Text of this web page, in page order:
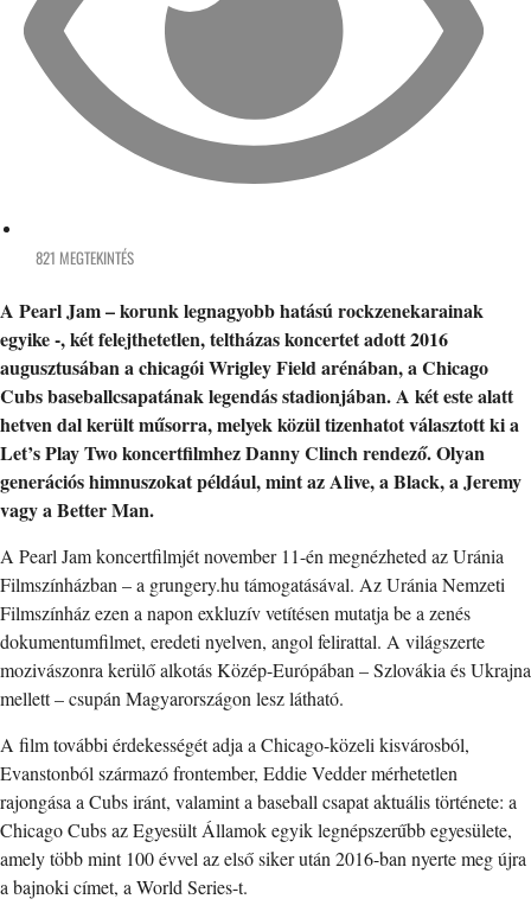
821 MEGTEKINTÉS
A Pearl Jam – korunk legnagyobb hatású rockzenekarainak
egyike -, két felejthetetlen, teltházas koncertet adott 2016
augusztusában a chicagói Wrigley Field arénában, a Chicago
Cubs baseballcsapatának legendás stadionjában. A két este alatt
hetven dal került műsorra, melyek közül tizenhatot választott ki a
Let’s Play Two koncertfilmhez Danny Clinch rendező. Olyan
generációs himnuszokat például, mint az Alive, a Black, a Jeremy
vagy a Better Man.
A Pearl Jam koncertfilmjét november 11-én megnézheted az Uránia
Filmszínházban – a grungery.hu támogatásával. Az Uránia Nemzeti
Filmszínház ezen a napon exkluzív vetítésen mutatja be a zenés
dokumentumfilmet, eredeti nyelven, angol felirattal. A világszerte
mozivászonra kerülő alkotás Közép-Európában – Szlovákia és Ukrajna
mellett – csupán Magyarországon lesz látható.
A film további érdekességét adja a Chicago-közeli kisvárosból,
Evanstonból származó frontember, Eddie Vedder mérhetetlen
rajongása a Cubs iránt, valamint a baseball csapat aktuális története: a
Chicago Cubs az Egyesült Államok egyik legnépszerűbb egyesülete,
amely több mint 100 évvel az első siker után 2016-ban nyerte meg újra
a bajnoki címet, a World Series-t.